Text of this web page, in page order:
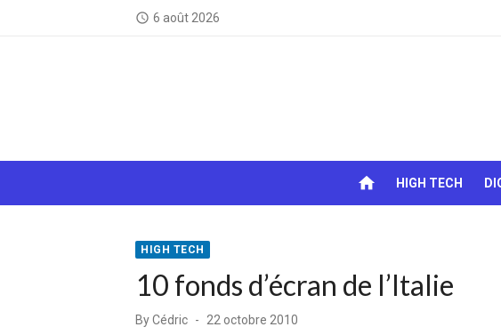
access_time 6 août 2026
home HIGH TECH
HIGH TECH
10 fonds d’écran de l’Italie
ByCédric
Posted
22 octobre 2010